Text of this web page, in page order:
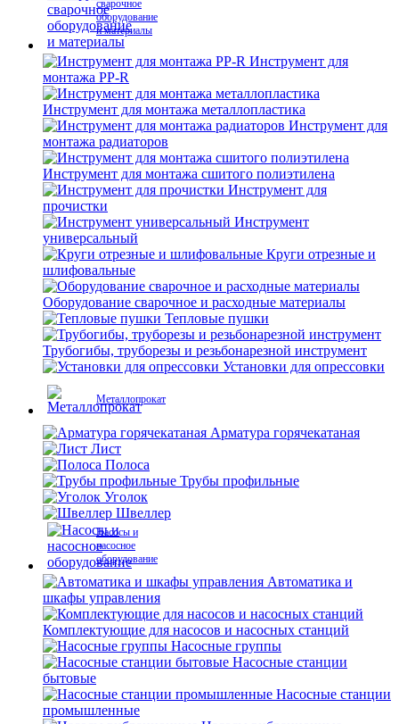
сварочное
оборудование
и материалы
Инструмент для
монтажа PP-R
Инструмент для монтажа металлопластика
Инструмент для
монтажа радиаторов
Инструмент для монтажа сшитого полиэтилена
Инструмент для
прочистки
Инструмент
универсальный
Круги отрезные и
шлифовальные
Оборудование сварочное и расходные материалы
Тепловые пушки
Трубогибы, труборезы и резьбонарезной инструмент
Установки для опрессовки
Металлопрокат
Арматура горячекатаная
Лист
Полоса
Трубы профильные
Уголок
Швеллер
Насосы и
насосное
оборудование
Автоматика и
шкафы управления
Комплектующие для насосов и насосных станций
Насосные группы
Насосные станции
бытовые
Насосные станции
промышленные